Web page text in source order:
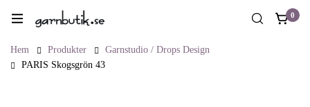
0
Hem Produkter
Garnstudio / Drops Design
PARIS Skogsgrön 43